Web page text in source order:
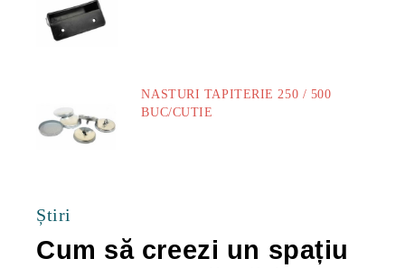
NASTURI TAPITERIE 250 / 500
BUC/CUTIE
Știri
Cum să creezi un spațiu